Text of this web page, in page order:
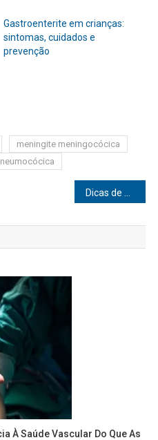
Gastroenterite em crianças:
sintomas, cuidados e
prevenção
meningite meningocócica
À Saúde Vascular Do Que As